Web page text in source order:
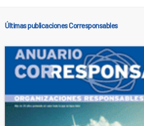
Últimas publicaciones Corresponsables